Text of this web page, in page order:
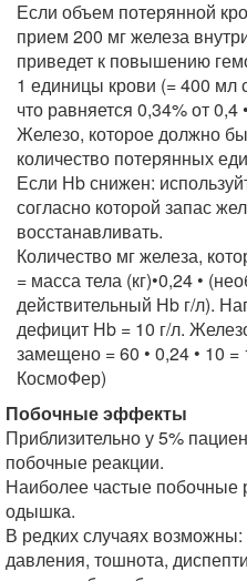
Если объем потерянной
прием 200 мг железа
приведет к повышению
1 единицы крови (= 400 мл
что равняется 0,34% от
Железо, которое должно
количество потерянных
Если Нb снижен:
согласно которой запас
восстанавливать.
Количество мг железа,
= масса тела (кг)•0,24 •
действительный Нb г/л).
дефицит Нb = 10 г/л.
замещено = 60 • 0,24 • 10
КосмоФер)
Побочные эффекты
Приблизительно у 5%
побочные реакции.
Наиболее частые побочные
одышка.
В редких случаях
давления, тошнота,